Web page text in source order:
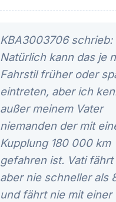
KBA3003706 schrieb:
Natürlich kann das je
Fahrstil früher oder
eintreten, aber ich
außer meinem Vater
niemanden der mit
Kupplung 180 000 km
gefahren ist. Vati fährt
aber nie schneller als
und fährt nie mit einer